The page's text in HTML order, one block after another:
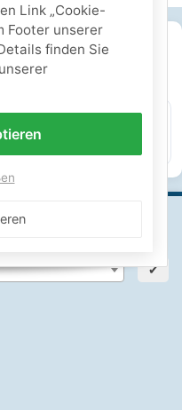
Artikel für deinen
✔
Link „Cookie-
Footer unserer
finden Sie